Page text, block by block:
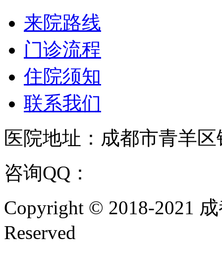
来院路线
门诊流程
住院须知
联系我们
医院地址：成都市青羊
咨询QQ：
Copyright © 2018-2021
Reserved